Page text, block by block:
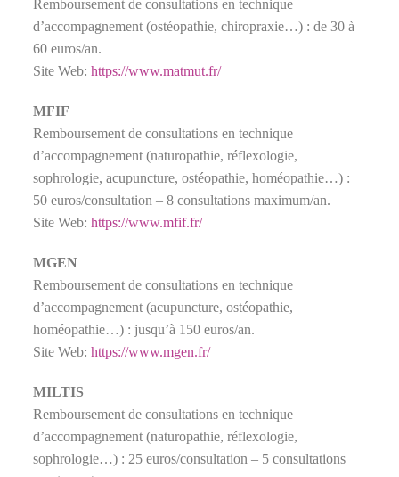
Remboursement de consultations en technique
d’accompagnement (ostéopathie, chiropraxie…) : de 30 à
60 euros/an.
Site Web:https://www.matmut.fr/
MFIF
Remboursement de consultations en technique
d’accompagnement (naturopathie, réflexologie,
sophrologie, acupuncture, ostéopathie, homéopathie…) :
50 euros/consultation – 8 consultations maximum/an.
Site Web:https://www.mfif.fr/
MGEN
Remboursement de consultations en technique
d’accompagnement (acupuncture, ostéopathie,
homéopathie…) : jusqu’à 150 euros/an.
Site Web:https://www.mgen.fr/
MILTIS
Remboursement de consultations en technique
d’accompagnement (naturopathie, réflexologie,
sophrologie…) : 25 euros/consultation – 5 consultations